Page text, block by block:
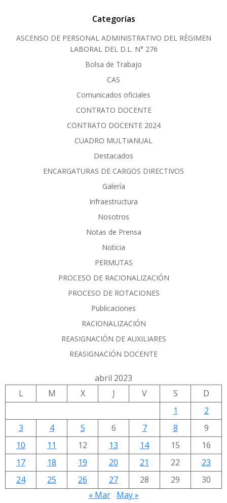
Categorías
ASCENSO DE PERSONAL ADMINISTRATIVO DEL RÈGIMEN
LABORAL DEL D.L. N° 276
Bolsa de Trabajo
CAS
Comunicados oficiales
CONTRATO DOCENTE
CONTRATO DOCENTE 2024
CUADRO MULTIANUAL
Destacados
ENCARGATURAS DE CARGOS DIRECTIVOS
Galería
Infraestructura
Nosotros
Notas de Prensa
Noticia
PERMUTAS
PROCESO DE RACIONALIZACIÓN
PROCESO DE ROTACIONES
Publicaciones
RACIONALIZACIÓN
REASIGNACIÓN DE AUXILIARES
REASIGNACIÓN DOCENTE
abril 2023
L
M X J V S
D
1
2
3
4 5 6 7 8
9
10
11 12 13 14 15
16
17
18 19 20 21 22
23
24
25 26 27 28 29
30
« Mar
May »